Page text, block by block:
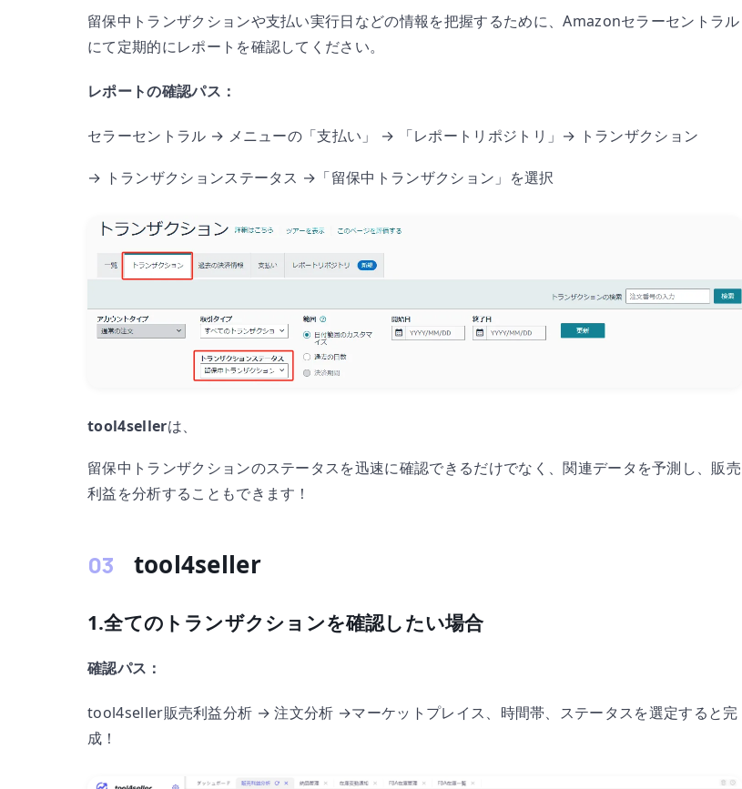
留保中トランザクションや支払い実行日などの情報を把握するために、Amazonセラーセントラル
にて定期的にレポートを確認してください。
レポートの確認パス：
セラーセントラル → メニューの「支払い」 → 「レポートリポジトリ」→ トランザクション
→ トランザクションステータス →「留保中トランザクション」を選択
tool4sellerは、
留保中トランザクションのステータスを迅速に確認できるだけでなく、関連データを予測し、販売
利益を分析することもできます！
tool4seller
1.全てのトランザクションを確認したい場合
確認パス：
tool4seller販売利益分析 → 注文分析 →マーケットプレイス、時間帯、ステータスを選定すると完
成！